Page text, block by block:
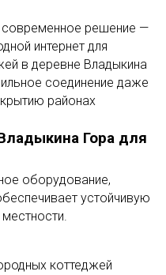
современное решение —
интернет для
в деревне Владыкина
соединение даже
районах
Гора для
оборудование,
устойчивую
коттеджей